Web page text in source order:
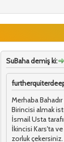
SuBaha demiş ki:
Merhaba
Birincisi almak
İsmail Usta
İkincisi Kars'ta
zorluk çekersiniz.